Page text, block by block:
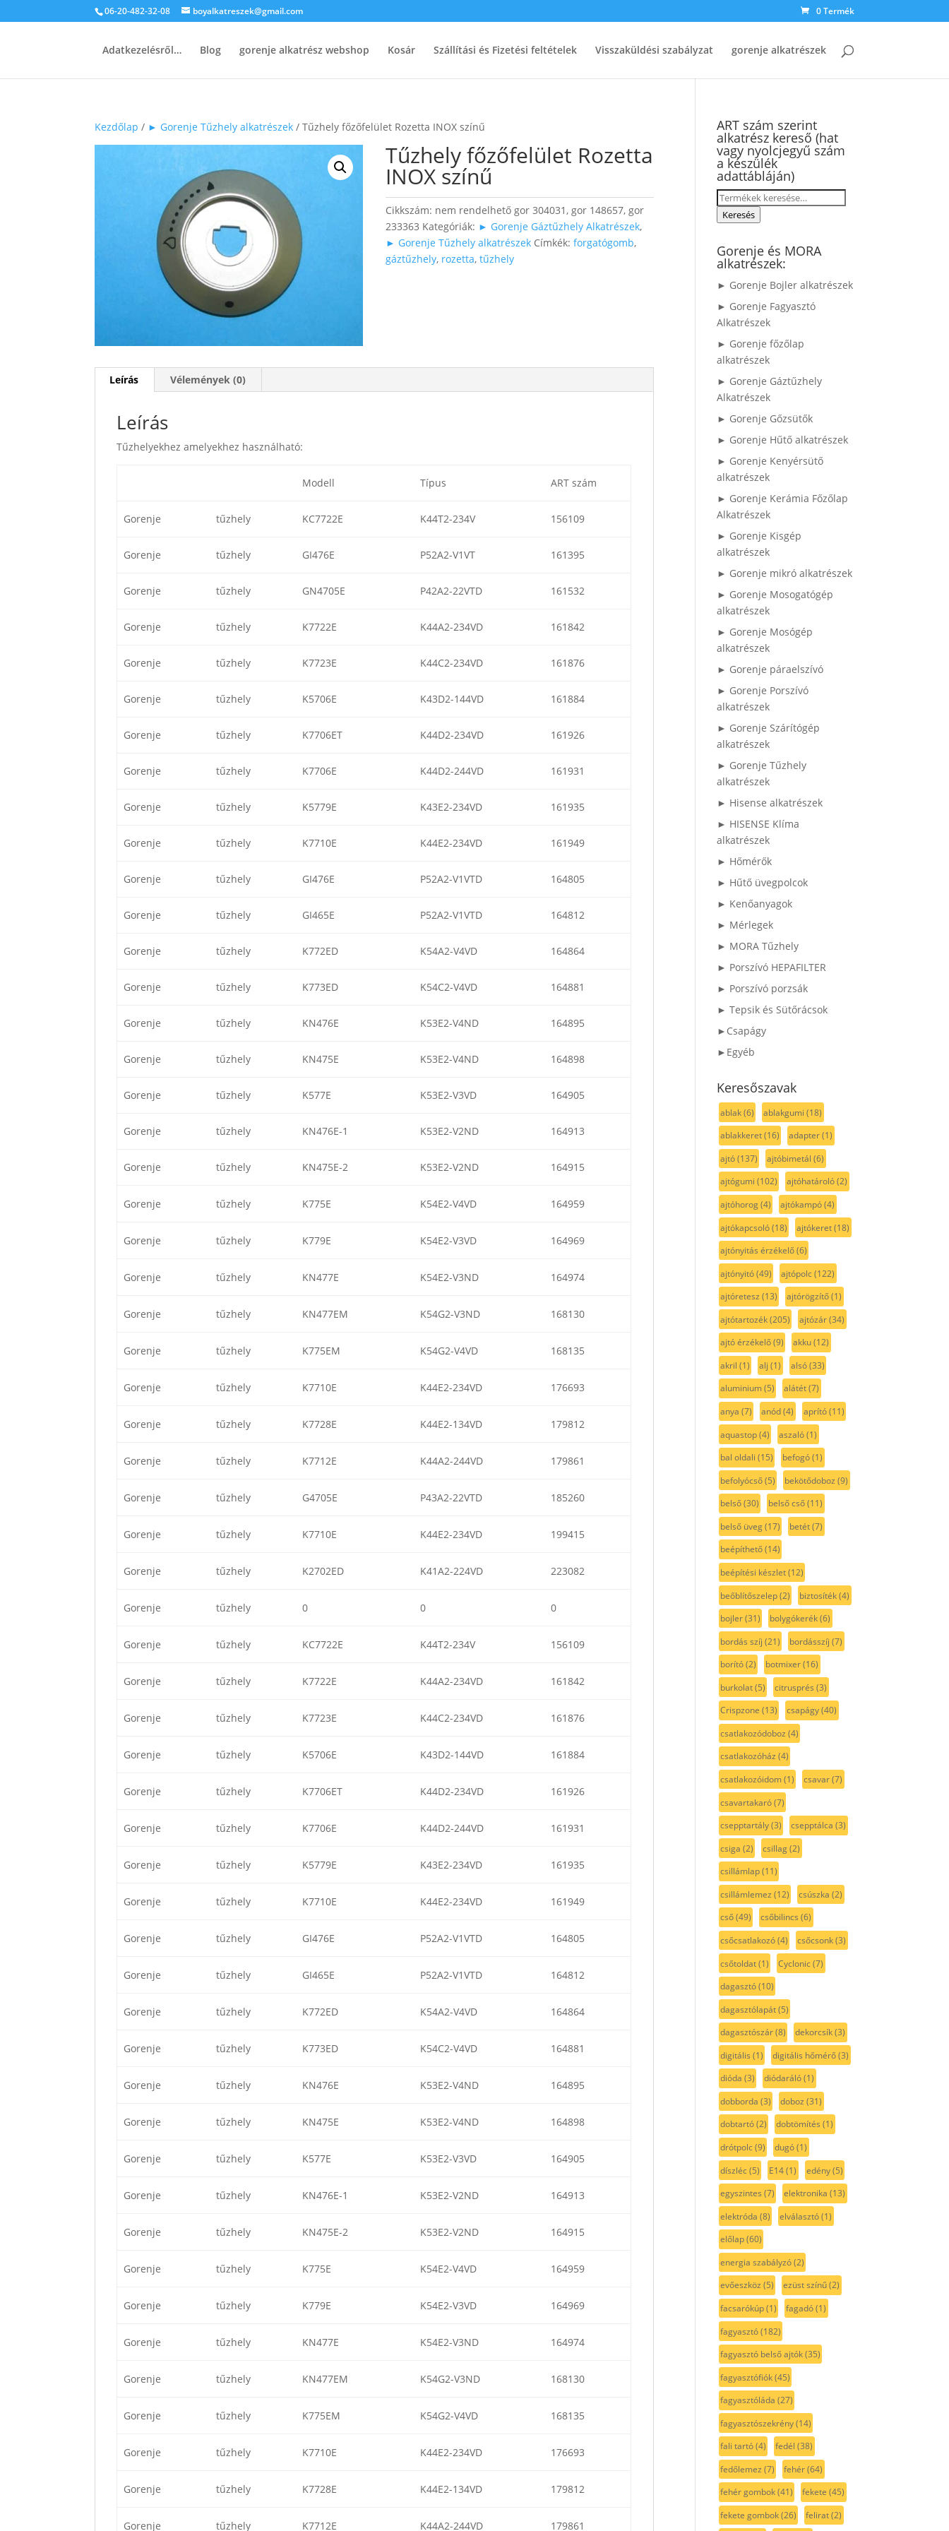
06-20-482-32-08 boyalkatreszek@gmail.com 0 Termék
Adatkezelésről… Blog gorenje alkatrész webshop Kosár Szállítási és Fizetési feltételek Visszaküldési szabályzat gorenje alkatrészek
Kezdőlap / ► Gorenje Tűzhely alkatrészek / Tűzhely főzőfelület Rozetta INOX színű
Tűzhely főzőfelület Rozetta
INOX színű
Cikkszám: nem rendelhető gor 304031, gor 148657, gor
233363 Kategóriák: ► Gorenje Gáztűzhely Alkatrészek,
► Gorenje Tűzhely alkatrészek Címkék:forgatógomb,
gáztűzhely, rozetta,tűzhely
Leírás Vélemények (0)
Leírás
Tűzhelyekhez amelyekhez használható:
Modell Típus ART szám
Gorenje tűzhely KC7722E K44T2-234V 156109
Gorenje tűzhely GI476E P52A2-V1VT 161395
Gorenje tűzhely GN4705E P42A2-22VTD 161532
Gorenje tűzhely K7722E K44A2-234VD 161842
Gorenje tűzhely K7723E K44C2-234VD 161876
Gorenje tűzhely K5706E K43D2-144VD 161884
Gorenje tűzhely K7706ET K44D2-234VD 161926
Gorenje tűzhely K7706E K44D2-244VD 161931
Gorenje tűzhely K5779E K43E2-234VD 161935
Gorenje tűzhely K7710E K44E2-234VD 161949
Gorenje tűzhely GI476E P52A2-V1VTD 164805
Gorenje tűzhely GI465E P52A2-V1VTD 164812
Gorenje tűzhely K772ED K54A2-V4VD 164864
Gorenje tűzhely K773ED K54C2-V4VD 164881
Gorenje tűzhely KN476E K53E2-V4ND 164895
Gorenje tűzhely KN475E K53E2-V4ND 164898
Gorenje tűzhely K577E K53E2-V3VD 164905
Gorenje tűzhely KN476E-1 K53E2-V2ND 164913
Gorenje tűzhely KN475E-2 K53E2-V2ND 164915
Gorenje tűzhely K775E K54E2-V4VD 164959
Gorenje tűzhely K779E K54E2-V3VD 164969
Gorenje tűzhely KN477E K54E2-V3ND 164974
Gorenje tűzhely KN477EM K54G2-V3ND 168130
Gorenje tűzhely K775EM K54G2-V4VD 168135
Gorenje tűzhely K7710E K44E2-234VD 176693
Gorenje tűzhely K7728E K44E2-134VD 179812
Gorenje tűzhely K7712E K44A2-244VD 179861
Gorenje tűzhely G4705E P43A2-22VTD 185260
Gorenje tűzhely K7710E K44E2-234VD 199415
Gorenje tűzhely K2702ED K41A2-224VD 223082
Gorenje tűzhely 0 0 0
Gorenje tűzhely KC7722E K44T2-234V 156109
Gorenje tűzhely K7722E K44A2-234VD 161842
Gorenje tűzhely K7723E K44C2-234VD 161876
Gorenje tűzhely K5706E K43D2-144VD 161884
Gorenje tűzhely K7706ET K44D2-234VD 161926
Gorenje tűzhely K7706E K44D2-244VD 161931
Gorenje tűzhely K5779E K43E2-234VD 161935
Gorenje tűzhely K7710E K44E2-234VD 161949
Gorenje tűzhely GI476E P52A2-V1VTD 164805
Gorenje tűzhely GI465E P52A2-V1VTD 164812
Gorenje tűzhely K772ED K54A2-V4VD 164864
Gorenje tűzhely K773ED K54C2-V4VD 164881
Gorenje tűzhely KN476E K53E2-V4ND 164895
Gorenje tűzhely KN475E K53E2-V4ND 164898
Gorenje tűzhely K577E K53E2-V3VD 164905
Gorenje tűzhely KN476E-1 K53E2-V2ND 164913
Gorenje tűzhely KN475E-2 K53E2-V2ND 164915
Gorenje tűzhely K775E K54E2-V4VD 164959
Gorenje tűzhely K779E K54E2-V3VD 164969
Gorenje tűzhely KN477E K54E2-V3ND 164974
Gorenje tűzhely KN477EM K54G2-V3ND 168130
Gorenje tűzhely K775EM K54G2-V4VD 168135
Gorenje tűzhely K7710E K44E2-234VD 176693
Gorenje tűzhely K7728E K44E2-134VD 179812
Gorenje tűzhely K7712E K44A2-244VD 179861
ART szám szerint
alkatrész kereső (hat
vagy nyolcjegyű szám
a készülék
adattábláján)
Keresés
a Keresés
Gorenje és MORA
alkatrészek:
► Gorenje Bojler alkatrészek
► Gorenje Fagyasztó
Alkatrészek
► Gorenje főzőlap
alkatrészek
► Gorenje Gáztűzhely
Alkatrészek
► Gorenje Gőzsütők
► Gorenje Hűtő alkatrészek
► Gorenje Kenyérsütő
alkatrészek
► Gorenje Kerámia Főzőlap
Alkatrészek
► Gorenje Kisgép
alkatrészek
► Gorenje mikró alkatrészek
► Gorenje Mosogatógép
alkatrészek
► Gorenje Mosógép
alkatrészek
► Gorenje páraelszívó
► Gorenje Porszívó
alkatrészek
► Gorenje Szárítógép
alkatrészek
► Gorenje Tűzhely
alkatrészek
► Hisense alkatrészek
► HISENSE Klíma
alkatrészek
► Hőmérők
► Hűtő üvegpolcok
► Kenőanyagok
► Mérlegek
► MORA Tűzhely
► Porszívó HEPAFILTER
► Porszívó porzsák
► Tepsik és Sütőrácsok
►Csapágy
►Egyéb
Keresőszavak
ablak(6) ablakgumi (18)
ablakkeret(16) adapter(1)
ajtó(137) ajtóbimetál (6)
ajtógumi (102) ajtóhatároló(2)
ajtóhorog(4) ajtókampó(4)
ajtókapcsoló(18) ajtókeret(18)
ajtónyitás érzékelő(6)
ajtónyitó(49) ajtópolc(122)
ajtóretesz (13) ajtórögzítő(1)
ajtótartozék(205) ajtózár(34)
ajtó érzékelő(9) akku(12)
akril (1) alj (1) alsó(33)
aluminium(5) alátét(7)
anya (7) anód(4) aprító(11)
aquastop(4) aszaló(1)
bal oldali (15) befogó(1)
befolyócső(5) bekötődoboz (9)
belső(30) belső cső(11)
belső üveg(17) betét(7)
beépíthető(14)
beépítési készlet(12)
beőblítőszelep(2) biztosíték(4)
bojler(31) bolygókerék(6)
bordás szíj (21) bordásszíj (7)
borító(2) botmixer(16)
burkolat(5) citrusprés (3)
Crispzone (13) csapágy(40)
csatlakozódoboz (4)
csatlakozóház (4)
csatlakozóidom(1) csavar(7)
csavartakaró(7)
csepptartály(3) csepptálca (3)
csiga (2) csillag(2)
csillámlap(11)
csillámlemez (12) csúszka (2)
cső(49) csőbilincs (6)
csőcsatlakozó(4) csőcsonk(3)
csőtoldat(1) Cyclonic(7)
dagasztó(10)
dagasztólapát(5)
dagasztószár(8) dekorcsík(3)
digitális (1) digitális hőmérő(3)
dióda (3) diódaráló(1)
dobborda (3) doboz (31)
dobtartó(2) dobtömítés (1)
drótpolc(9) dugó(1)
díszléc(5) E14(1) edény(5)
egyszintes (7) elektronika (13)
elektróda (8) elválasztó(1)
előlap(60)
energia szabályzó(2)
evőeszköz (5) ezüst színű(2)
facsarókúp(1) fagadó(1)
fagyasztó(182)
fagyasztó belső ajtók(35)
fagyasztófiók(45)
fagyasztóláda (27)
fagyasztószekrény(14)
fali tartó(4) fedél (38)
fedőlemez (7) fehér(64)
fehér gombok(41) fekete (45)
fekete gombok(26) felirat(2)